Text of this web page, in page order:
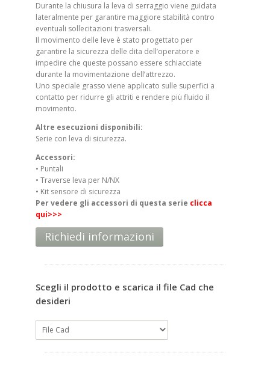
Durante la chiusura la leva di serraggio viene guidata
lateralmente per garantire maggiore stabilità contro
eventuali sollecitazioni trasversali.
Il movimento delle leve è stato progettato per
garantire la sicurezza delle dita dell’operatore e
impedire che queste possano essere schiacciate
durante la movimentazione dell’attrezzo.
Uno speciale grasso viene applicato sulle superfici a
contatto per ridurre gli attriti e rendere più fluido il
movimento.
Altre esecuzioni disponibili:
Serie con leva di sicurezza.
Accessori:
• Puntali
• Traverse leva per N/NX
• Kit sensore di sicurezza
Per vedere gli accessori di questa serie clicca
qui>>>
Richiedi informazioni
Scegli il prodotto e scarica il file Cad che
desideri